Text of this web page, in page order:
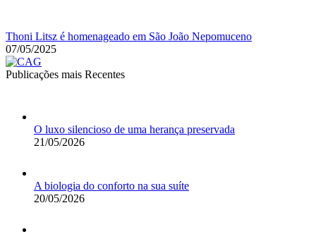
Thoni Litsz é homenageado em São João Nepomuceno
07/05/2025
Publicações mais Recentes
O luxo silencioso de uma herança preservada
21/05/2026
A biologia do conforto na sua suíte
20/05/2026